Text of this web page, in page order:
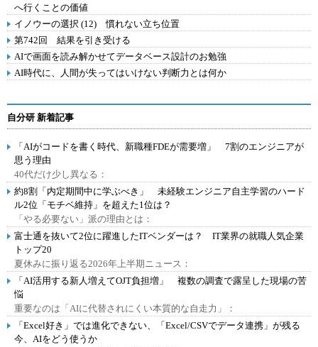
へ行くことの価値
イノウーの選択 (12) 慣れない立ち位置
第742回 結果を引き受ける
AIで画面を読み解かせてデータベース設計のお勉強
AI時代に、人間が失ってはいけない判断力とは何か
自分研 新着記事
「AIがコードを書く時代、新職種FDEが需要増」 7割のエンジニアが
思う理由
40代だけ少し異なる：
約8割「内定期間中に学ぶべき」 未経験エンジニア自主学習のハード
ル2位「モチベ維持」を超えた1位は？
「やる必要ない」派の理由とは：
富士通を抜いて2位に躍進したITベンダーは？ IT業界の就職人気企業
トップ20
夏休みに振り返る2026年上半期ニュース：
「AI活用する新人増えてOJT負担増」 複数の調査で露呈した現場の苦
悩
重要なのは「AIに代替されにくい本質的な自走力」：
「Excel好き」では進化できない、「Excel/CSVでデータ連携」が残る
今、AIをどう使うか